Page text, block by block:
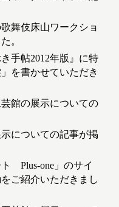
舞伎床山ワークショ
。
手帖2012年版』に特
を書かせていただき
館の展示についての
についての記事が掲
Plus-one」のサイ
ご紹介いただきまし